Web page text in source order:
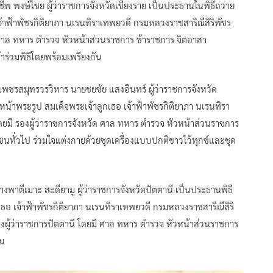
พงษ์ไชย ผู้ว่าราชการจังหวัดเชียงราย เป็นประธานในพิธีถวาย
ฟ้าพัชรกิติยาภา นเรนทิราเทพยวดี กรมหลวงราชสาริณีสิริพัชร
ล ทหาร ตำรวจ หัวหน้าส่วนราชการ ข้าราชการ จิตอาสา
ร่วมพิธีโดยพร้อมเพรียงกัน
ชรสมุทรวรวิหาร นายชยชัย แสงอินทร์ ผู้ว่าราชการจังหวัด
พระรูป สมเด็จพระเจ้าลูกเธอ เจ้าฟ้าพัชรกิติยาภา นเรนทิรา
รองผู้ว่าราชการจังหวัด ศาล ทหาร ตำรวจ หัวหน้าส่วนราชการ
ทั่วไป ร่วมใจแต่งกายด้วยชุดเครื่องแบบปกติขาวไว้ทุกข์และชุด
าตีเมาะ สะดียามู ผู้ว่าราชการจังหวัดปัตตานี เป็นประธานพิธี
เจ้าฟ้าพัชรกิติยาภา นเรนทิราเทพยวดี กรมหลวงราชสาริณีสิริ
ว่าราชการปัตตานี โดยมี ศาล ทหาร ตำรวจ หัวหน้าส่วนราชการ